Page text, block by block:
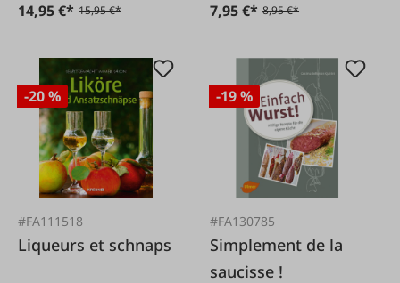
14,95 €* 15,95 €* 7,95 €* 8,95 €*
-20 %
#FA111518
Liqueurs et schnaps
-19 %
#FA130785
Simplement de la
saucisse !